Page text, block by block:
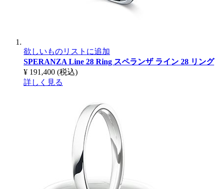
欲しいものリストに追加
SPERANZA Line 28 Ring スペランザ ライン 28 リング
¥ 191,400 (税込)
詳しく見る